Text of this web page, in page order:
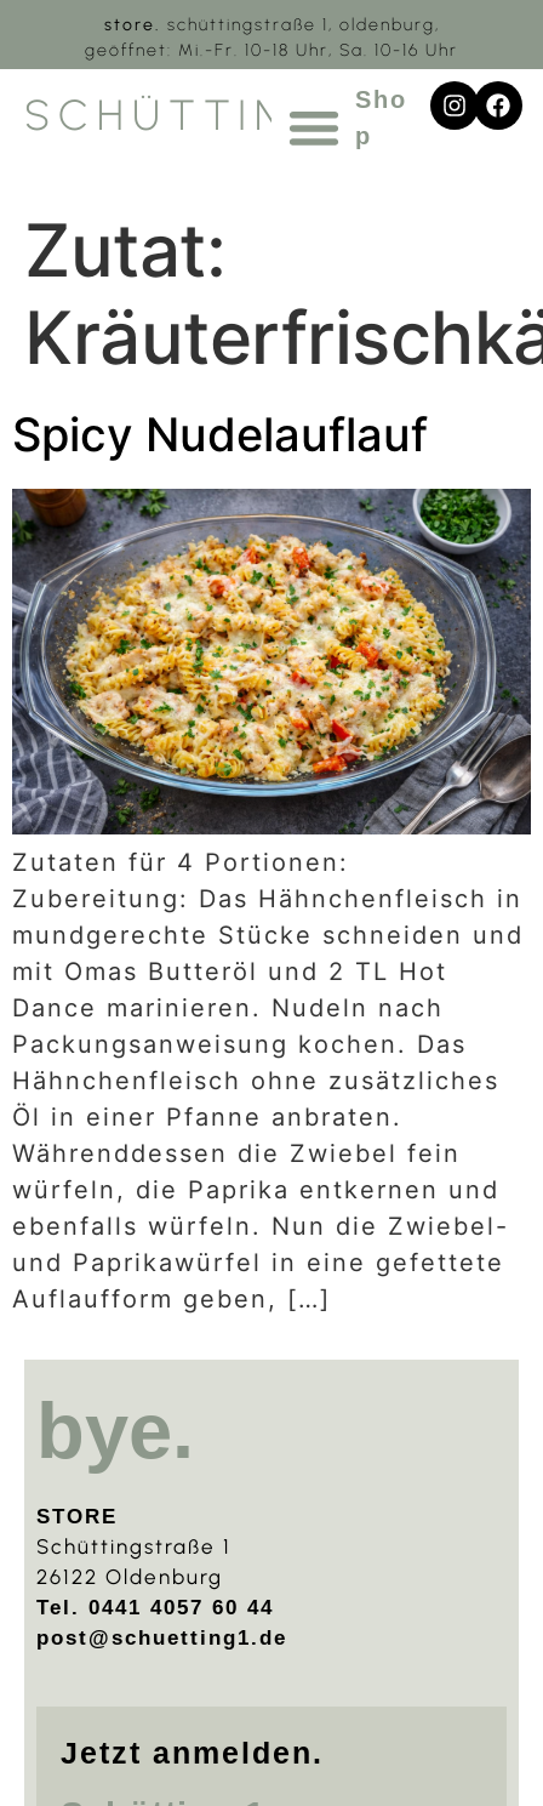
store. schüttingstraße 1, oldenburg,
geöffnet: Mi.-Fr. 10-18 Uhr, Sa. 10-16 Uhr
SCHÜTTING.1Sho
p
Zutat:
Spicy Nudelauflauf
Zutaten für 4 Portionen:
Zubereitung: Das Hähnchenfleisch in
mundgerechte Stücke schneiden und
mit Omas Butteröl und 2 TL Hot
Dance marinieren. Nudeln nach
Packungsanweisung kochen. Das
Hähnchenfleisch ohne zusätzliches
Öl in einer Pfanne anbraten.
Währenddessen die Zwiebel fein
würfeln, die Paprika entkernen und
ebenfalls würfeln. Nun die Zwiebel-
und Paprikawürfel in eine gefettete
Auflaufform geben, […]
bye.
STORE
Schüttingstraße 1
26122 Oldenburg
Tel. 0441 4057 60 44
post@schuetting1.de
Jetzt anmelden.